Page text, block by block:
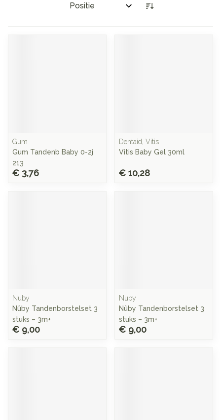
Sorteer op:
Gum
Gum Tandenb Baby 0-2j
213
€ 3,76
Dentaid, Vitis
Vitis Baby Gel 30ml
€ 10,28
Nuby
Nûby Tandenborstelset 3
stuks – 3m+
€ 9,00
Nuby
Nûby Tandenborstelset 3
stuks – 3m+
€ 9,00